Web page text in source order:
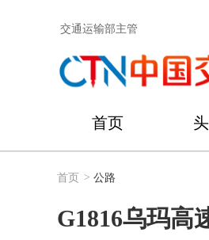
交通运输部主管
首页
首页 > 公路
G1816乌玛高